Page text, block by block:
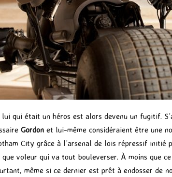
qui était un héros est alors devenu un fugitif.
Gordon et lui-même considéraient être une
City grâce à l’arsenal de lois répressif initié
voleur qui va tout bouleverser. À moins que
même si ce dernier est prêt à endosser de